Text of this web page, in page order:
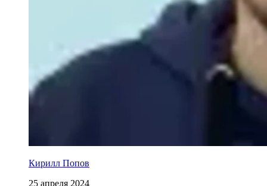
Кирилл Попов
25 апреля 2024